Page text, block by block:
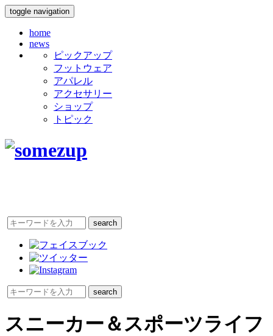
toggle navigation
home
news
ピックアップ
フットウェア
アパレル
アクセサリー
ショップ
トピック
スニーカー＆スポーツライフ